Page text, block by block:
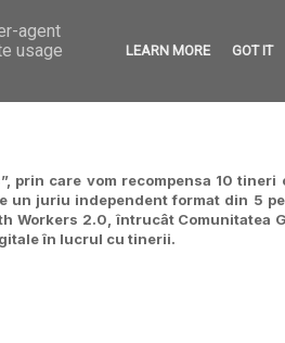
CONTACT
prin care vom recompensa 10 tineri
un juriu independent format din 5
Workers 2.0, întrucât Comunitatea
în lucrul cu tinerii.
agent
usage
LEARN MORE GOT IT